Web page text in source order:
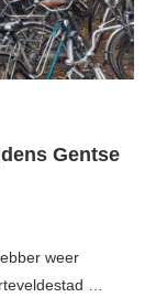
Gentse
weer
…